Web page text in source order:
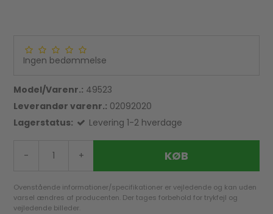
Ingen bedømmelse
Model/Varenr.: 49523
Leverandør varenr.: 02092020
Lagerstatus:
Levering 1-2 hverdage
- + KØB
Ovenstående informationer/specifikationer er vejledende og kan uden
varsel ændres af producenten. Der tages forbehold for trykfejl og
vejledende billeder.